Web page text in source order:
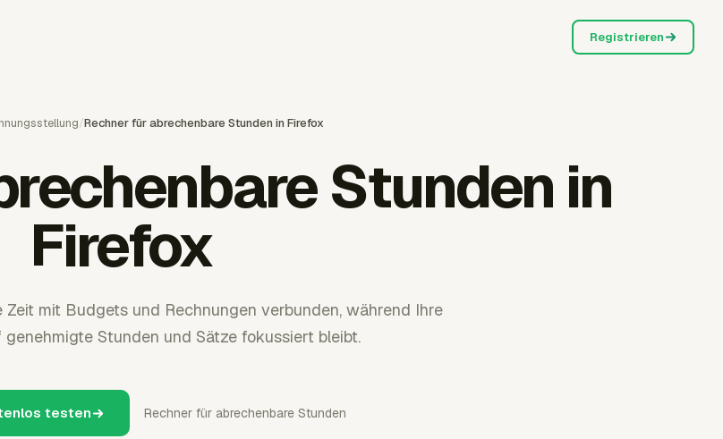
Registrieren
/Rechner für abrechenbare Stunden in Firefox
Stunden in
Firefox
Zeit mit Budgets und Rechnungen verbunden, während Ihre
Stunden und Sätze fokussiert bleibt.
testen Rechner für abrechenbare Stunden